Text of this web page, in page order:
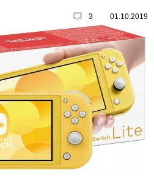
3 01.10.2019